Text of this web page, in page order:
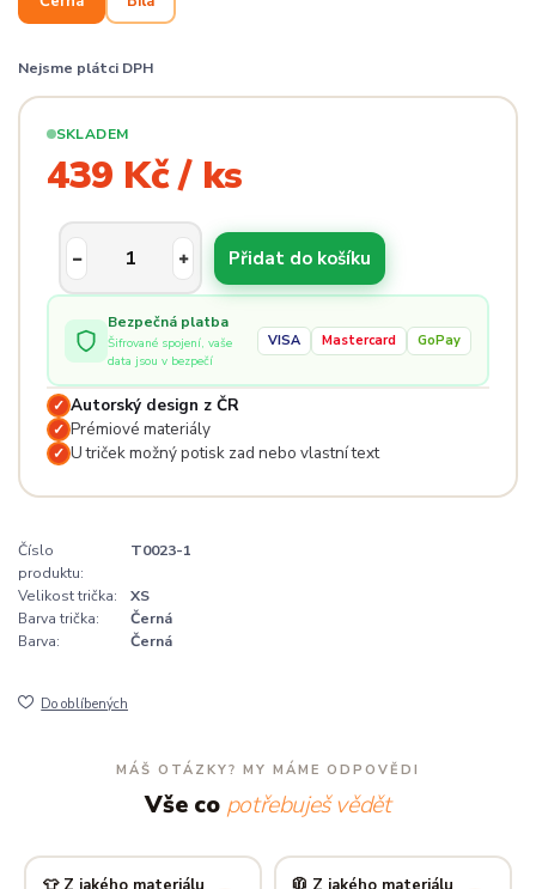
Nejsme plátci DPH
SKLADEM
439 Kč / ks
Přidat do košíku
Bezpečná platba
Šifrované spojení, vaše
data jsou v bezpečí
VISA Mastercard GoPay
✓ Autorský design z ČR
✓ Prémiové materiály
✓ U triček možný potisk zad nebo vlastní text
Číslo
produktu:
T0023-1
Velikost trička:
XS
Barva trička:
Černá
Barva:
Černá
Do oblíbených
MÁŠ OTÁZKY? MY MÁME ODPOVĚDI
Vše co potřebuješ vědět